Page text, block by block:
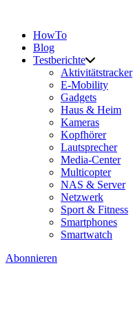
HowTo
Blog
Testberichte
Aktivitätstracker
E-Mobility
Gadgets
Haus & Heim
Kameras
Kopfhörer
Lautsprecher
Media-Center
Multicopter
NAS & Server
Netzwerk
Sport & Fitness
Smartphones
Smartwatch
Abonnieren